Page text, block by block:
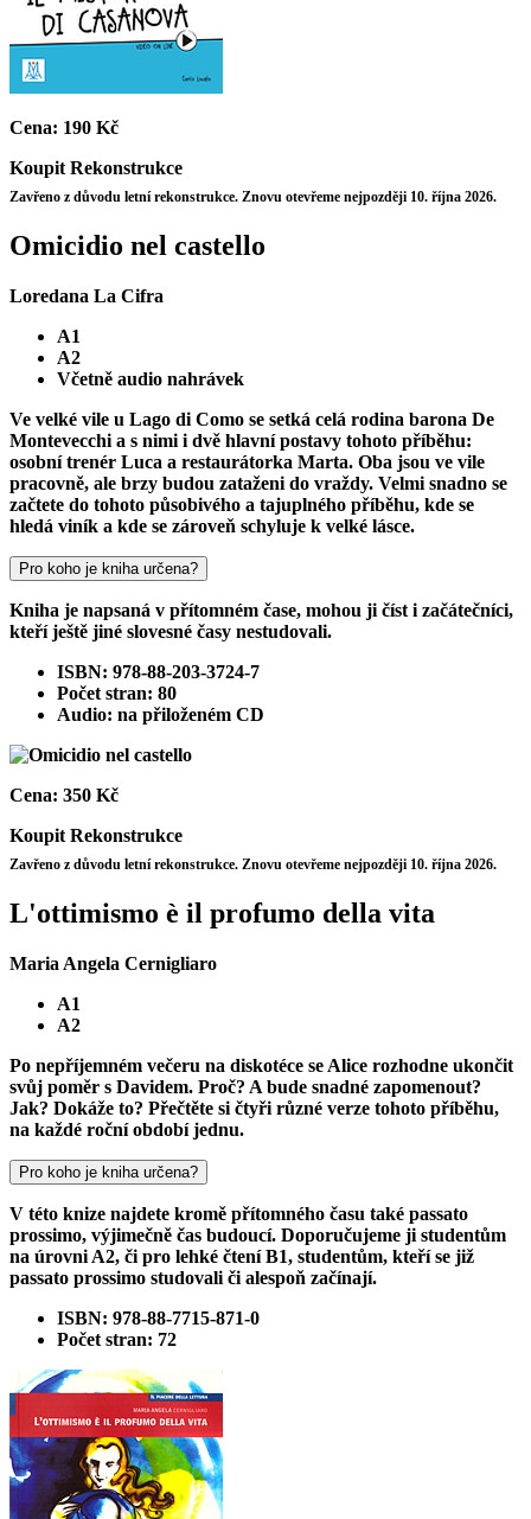
Cena: 190 Kč
Koupit Rekonstrukce
Zavřeno z důvodu letní rekonstrukce. Znovu otevřeme nejpozději 10. října 2026.
Omicidio nel castello
Loredana La Cifra
A1
A2
Včetně audio nahrávek
Ve velké vile u Lago di Como se setká celá rodina barona De
Montevecchi a s nimi i dvě hlavní postavy tohoto příběhu:
osobní trenér Luca a restaurátorka Marta. Oba jsou ve vile
pracovně, ale brzy budou zataženi do vraždy. Velmi snadno se
začtete do tohoto působivého a tajuplného příběhu, kde se
hledá viník a kde se zároveň schyluje k velké lásce.
Pro koho je kniha určena?
Kniha je napsaná v přítomném čase, mohou ji číst i začátečníci,
kteří ještě jiné slovesné časy nestudovali.
ISBN: 978-88-203-3724-7
Počet stran: 80
Audio: na přiloženém CD
Cena: 350 Kč
Koupit Rekonstrukce
Zavřeno z důvodu letní rekonstrukce. Znovu otevřeme nejpozději 10. října 2026.
L'ottimismo è il profumo della vita
Maria Angela Cernigliaro
A1
A2
Po nepříjemném večeru na diskotéce se Alice rozhodne ukončit
svůj poměr s Davidem. Proč? A bude snadné zapomenout?
Jak? Dokáže to? Přečtěte si čtyři různé verze tohoto příběhu,
na každé roční období jednu.
Pro koho je kniha určena?
V této knize najdete kromě přítomného času také passato
prossimo, výjimečně čas budoucí. Doporučujeme ji studentům
na úrovni A2, či pro lehké čtení B1, studentům, kteří se již
passato prossimo studovali či alespoň začínají.
ISBN: 978-88-7715-871-0
Počet stran: 72